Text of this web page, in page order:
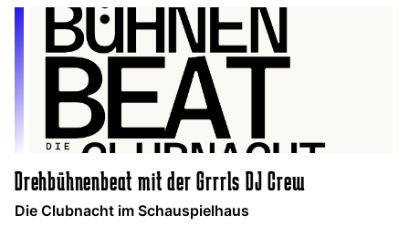
Drehbühnenbeat mit der Grrrls DJ Crew
Die Clubnacht im Schauspielhaus